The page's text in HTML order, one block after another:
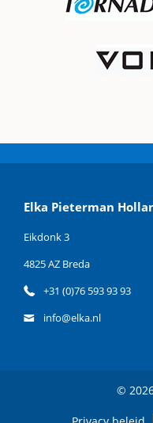
Elka Pieterman
Eikdonk 3
4825 AZ Breda
+31 (0)76 593 93 93
info@elka.nl
©